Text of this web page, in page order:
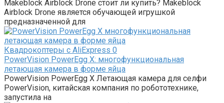
Makeblock Airblock Drone стоит ли купить? Makeblock
Airblock Drone является обучающей игрушкой
предназначенной для
Квадрокоптеры с AliExpress 0
PowerVision PowerEgg X: многофункциональная
летающая камера в форме яйца
PowerVision PowerEgg X Летающая камера для селфи
PowerVision, китайская компания по робототехнике,
запустила на